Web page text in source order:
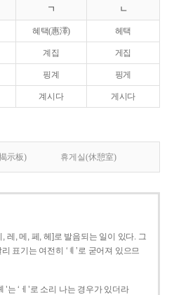
ㄱ ㄴ
혜택(惠澤) 헤택
계집 게집
핑계 핑게
계시다 게시다
示板) 휴게실(休憩室)
, 레, 메, 페, 헤]로 발음되는 일이 있다. 그
표기는 여전히 ‘ㅖ’로 굳어져 있으므
’는 ‘ㅔ’로 소리 나는 경우가 있더라